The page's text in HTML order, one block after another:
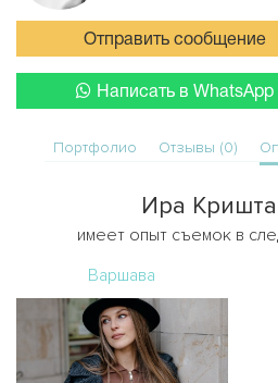
Отправить сообщение
Написать в WhatsApp
Портфолио Отзывы (0)
Ира
имеет опыт съемок в
Варшава